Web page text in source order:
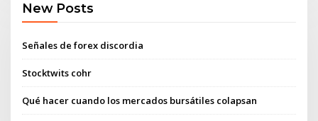
New Posts
Señales de forex discordia
Stocktwits cohr
Qué hacer cuando los mercados bursátiles colapsan